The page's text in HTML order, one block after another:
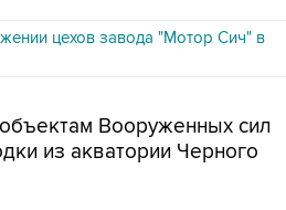
цехов завода "Мотор Сич" в
Вооруженных сил
из акватории Черного